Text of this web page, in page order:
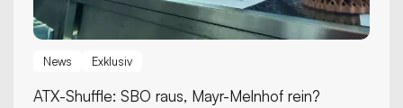
News Exklusiv
ATX-Shuffle:SBO raus, Mayr-Melnhof rein?